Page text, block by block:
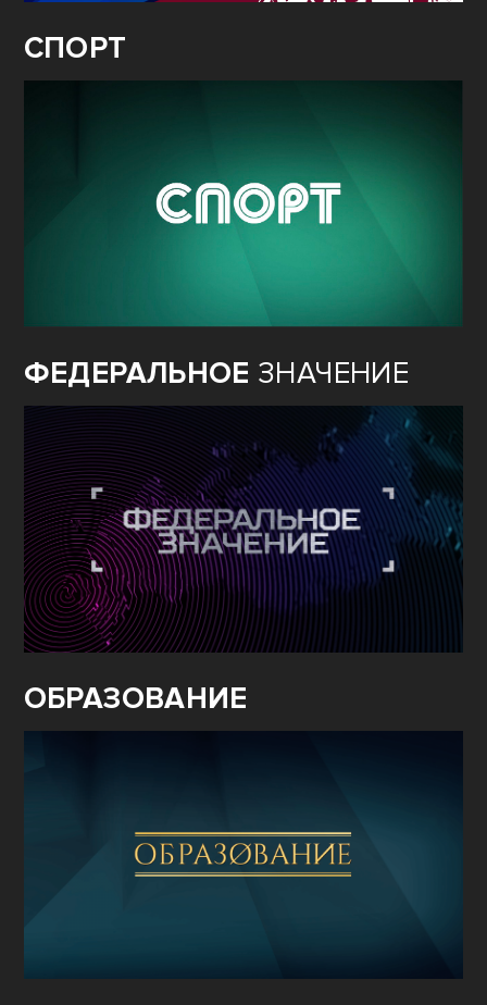
СПОРТ
ФЕДЕРАЛЬНОЕ ЗНАЧЕНИЕ
ОБРАЗОВАНИЕ